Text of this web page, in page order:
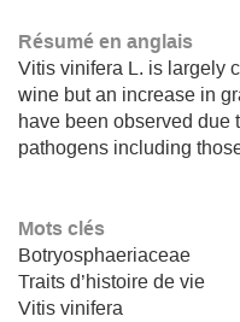
Résumé en anglais
Vitis vinifera L. is largely
wine but an increase in
have been observed due
pathogens including
Mots clés
Botryosphaeriaceae
Traits d’histoire de vie
Vitis vinifera